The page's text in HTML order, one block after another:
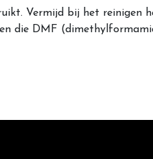
Vermijd bij het reinigen
die DMF